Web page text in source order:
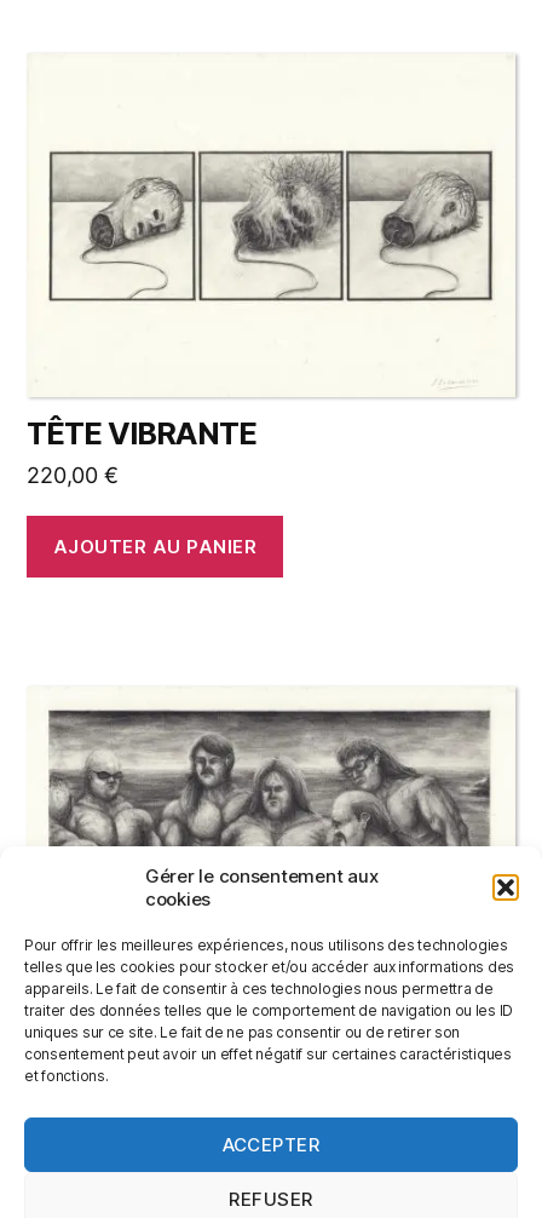
Gérer le consentement aux
cookies
Pour offrir les meilleures expériences, nous utilisons des technologies
telles que les cookies pour stocker et/ou accéder aux informations des
appareils. Le fait de consentir à ces technologies nous permettra de
traiter des données telles que le comportement de navigation ou les ID
uniques sur ce site. Le fait de ne pas consentir ou de retirer son
consentement peut avoir un effet négatif sur certaines caractéristiques
et fonctions.
ACCEPTER
REFUSER
TÊTE VIBRANTE
220,00 €
AJOUTER AU PANIER
SIX AMIS
AJOUTER AU PANIER